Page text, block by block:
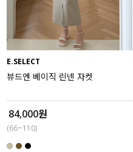
E.SELECT
뷰드엔 베이직 린넨 자켓
84,000원
(66~110)